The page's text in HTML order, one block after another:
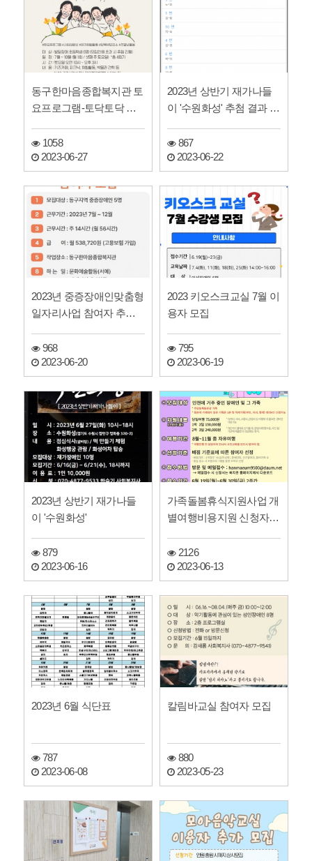
동구한마음종합복지관 토
요프로그램-토닥토닥 하
1058
2023-06-27
2023년 상반기 재가나들
이 '수원화성' 추첨 결과 안
867
2023-06-22
2023년 중증장애인맞춤형
일자리사업 참여자 추가
968
2023-06-20
2023 키오스크교실 7월 이
용자 모집
795
2023-06-19
2023년 상반기 재가나들
이 '수원화성'
879
2023-06-16
가족돌봄휴식지원사업 개
별여행비용지원 신청자
2126
2023-06-13
2023년 6월 식단표
787
2023-06-08
칼림바교실 참여자 모집
880
2023-05-23